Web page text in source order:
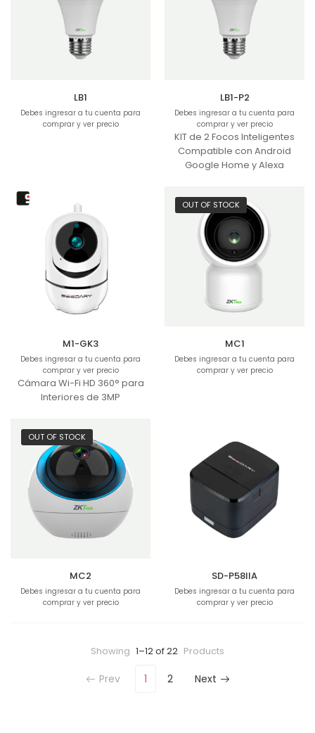
LB1
Debes ingresar a tu cuenta para
comprar y ver precio
LB1-P2
Debes ingresar a tu cuenta para
comprar y ver precio
KIT de 2 Focos Inteligentes
Compatible con Android
Google Home y Alexa
M1-GK3
Debes ingresar a tu cuenta para
comprar y ver precio
Cámara Wi-Fi HD 360° para
Interiores de 3MP
OUT OF STOCK
MC1
Debes ingresar a tu cuenta para
comprar y ver precio
OUT OF STOCK
MC2
Debes ingresar a tu cuenta para
comprar y ver precio
SD-P58IIA
Debes ingresar a tu cuenta para
comprar y ver precio
Showing 1–12 of 22 Products
Prev 1 2 Next